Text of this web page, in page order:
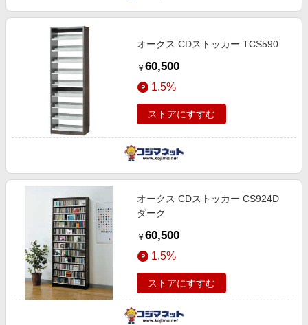
オークス CDストッカー TCS590
￥ 60,500
1.5%
ストアにすすむ
オークス CDストッカー CS924D
ダーク
￥ 60,500
1.5%
ストアにすすむ